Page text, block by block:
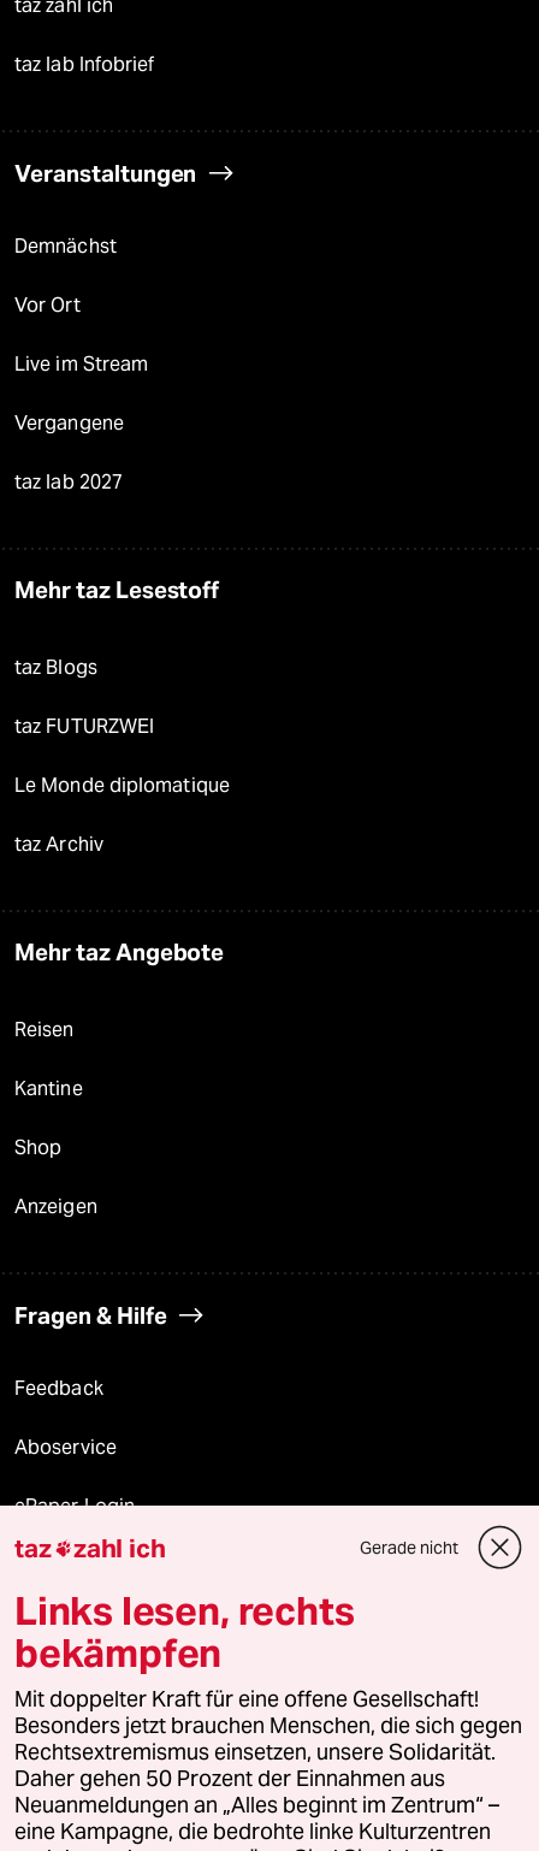
taz zahl ich
taz lab Infobrief
Veranstaltungen
Demnächst
Vor Ort
Live im Stream
Vergangene
taz lab 2027
Mehr taz Lesestoff
taz Blogs
taz FUTURZWEI
Le Monde diplomatique
taz Archiv
Mehr taz Angebote
Reisen
Kantine
Shop
Anzeigen
Fragen & Hilfe
Feedback
Aboservice
ePaper Login
Downloads für Abonnierende
© 2026 taz Verlags und Vertriebs GmbH
Alle Rechte vorbehalten. Bei rechtlichen Fragen oder für Genehmigungen
wenden Sie sich bitte an lizenzen@taz.de
Feedback Redaktionsstatut Kommune-Richtlinien
taz zahl ich Gerade nicht
Links lesen, rechts
bekämpfen
Mit doppelter Kraft für eine offene Gesellschaft!
Besonders jetzt brauchen Menschen, die sich gegen
Rechtsextremismus einsetzen, unsere Solidarität.
Daher gehen 50 Prozent der Einnahmen aus
Neuanmeldungen an „Alles beginnt im Zentrum“ –
eine Kampagne, die bedrohte linke Kulturzentren